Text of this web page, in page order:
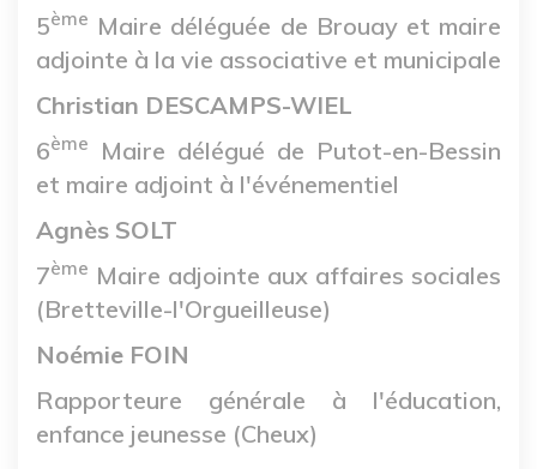
5ème Maire déléguée de Brouay et maire
adjointe à la vie associative et municipale
Christian DESCAMPS-WIEL
6ème
Maire délégué de Putot-en-Bessin
et maire adjoint à l'événementiel
Agnès SOLT
7ème Maire adjointe aux affaires sociales
(Bretteville-l'Orgueilleuse)
Noémie FOIN
Rapporteure générale à l'éducation,
enfance jeunesse (Cheux)